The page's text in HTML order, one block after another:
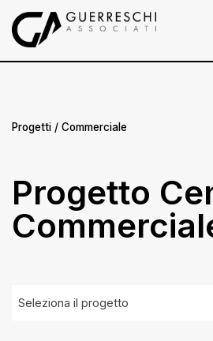
Homepage
Progetti
News
Contatti
Progetti / Commerciale
Progetto
Seleziona il progetto